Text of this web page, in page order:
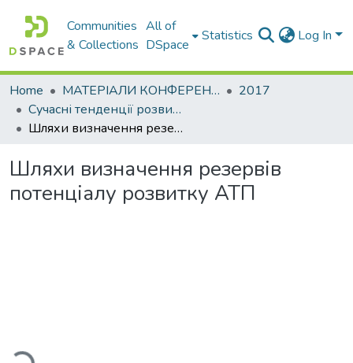
Communities
& Collections
All of
DSpace
Statistics Log In
Home МАТЕРІАЛИ КОНФЕРЕНЦІЙ
2017
Сучасні тенденції розвитку світової економіки. Том. ІІ
Шляхи визначення резервів потенціалу розвитку АТП
Шляхи визначення резервів
потенціалу розвитку АТП